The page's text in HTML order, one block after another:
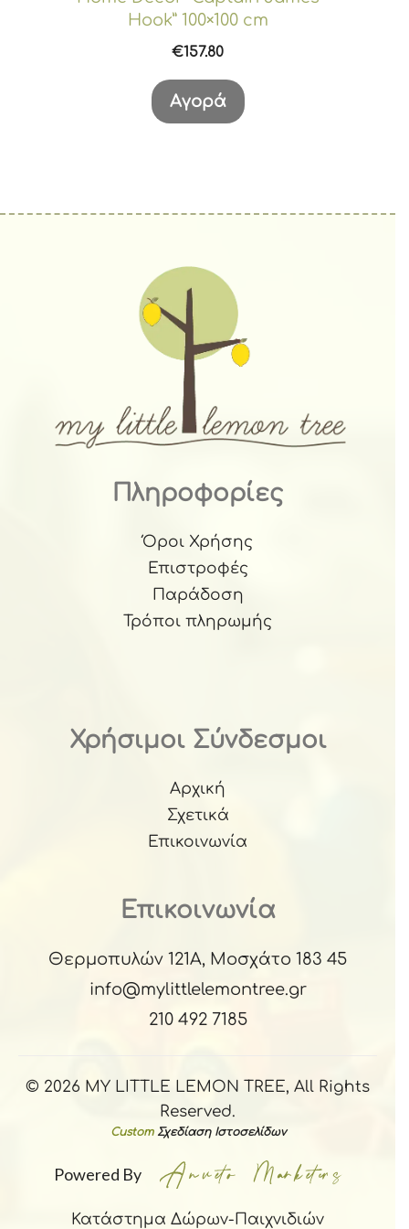
Hook” 100×100 cm
€157.80
Αγορά
Πληροφορίες
Όροι Χρήσης
Επιστροφές
Παράδοση
Τρόποι πληρωμής
Χρήσιμοι Σύνδεσμοι
Αρχική
Σχετικά
Επικοινωνία
Επικοινωνία
Θερμοπυλών 121Α, Μοσχάτο 183 45
info@mylittlelemontree.gr
210 492 7185
© 2026 MY LITTLE LEMON TREE, All Rights
Reserved.
Custom Σχεδίαση Ιστοσελίδων
Powered By
Κατάστημα Δώρων-Παιχνιδιών